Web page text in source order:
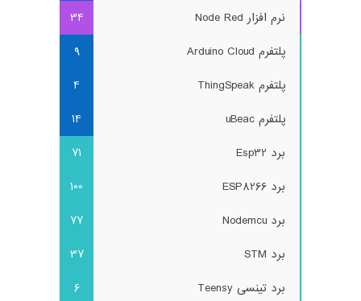
نرم افزار Node Red
34
پلتفرم Arduino Cloud
9
پلتفرم ThingSpeak
4
پلتفرم uBeac
14
برد Esp32
71
برد ESP8266
100
برد Nodemcu
77
برد STM
37
برد تینسی Teensy
6